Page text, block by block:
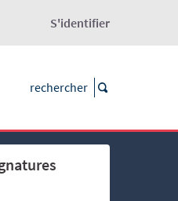
S'identifier